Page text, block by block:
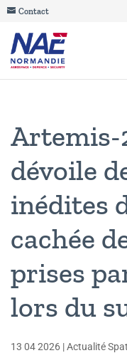
Contact
Artemis-
dévoile
inédites
cachée
prises
lors du
13 04 2026 |Actualité